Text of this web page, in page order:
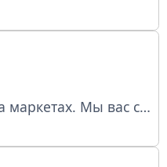
Не ищите нас на маркетах. Мы вас сами найдем. Ссылка на барахолку: https://t.me/+VE4TQ9Fx-iIxNDBi По вовросам опта: 89206688666 Артем Ютубес: https://www.youtube.com/@ReckfulChannel